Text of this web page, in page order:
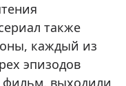
также
каждый из
эпизодов